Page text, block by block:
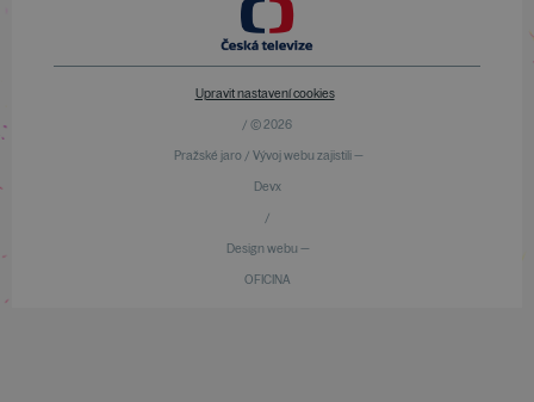
Upravit nastavení cookies
/ © 2026
Pražské jaro / Vývoj webu zajistili —
Devx
/
Design webu —
OFICINA